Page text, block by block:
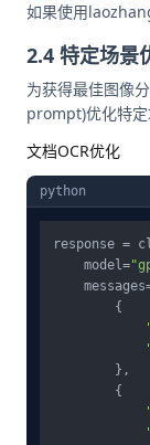
如果使用
2.4 特定场景
为获得最佳图像
prompt)优化特定
文档OCR优化
python
response =
    model=
        {
        },
        {